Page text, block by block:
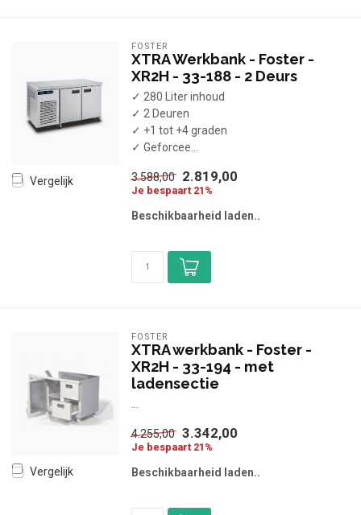
Vergelijk
FOSTER
XTRA Werkbank - Foster -
XR2H - 33-188 - 2 Deurs
✓ 280 Liter inhoud
✓ 2 Deuren
✓ +1 tot +4 graden
✓ Geforcee...
3.588,00 2.819,00
Je bespaart 21%
Beschikbaarheid laden..
Vergelijk
FOSTER
XTRA werkbank - Foster -
XR2H - 33-194 - met
ladensectie
4.255,00 3.342,00
Je bespaart 21%
Beschikbaarheid laden..